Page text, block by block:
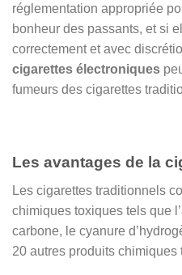
réglementation appropriée
bonheur des passants, et si
correctement et avec
cigarettes électroniques
fumeurs des cigarettes
Les avantages de la
Les cigarettes traditionnels
chimiques toxiques tels que
carbone, le cyanure
20 autres produits chimiques